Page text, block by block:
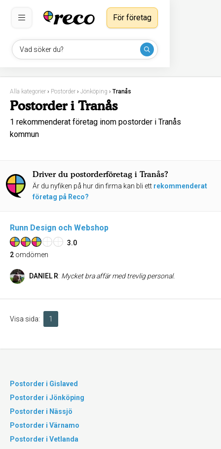
Vad söker du?
För företag
Alla kategorier › Postorder › Jönköping › Tranås
Postorder i Tranås
1 rekommenderat företag inom postorder i Tranås
kommun
Driver du postorderföretag i Tranås?
Är du nyfiken på hur din firma kan bli ett rekommenderat
företag på Reco?
Runn Design och Webshop
3.0
2 omdömen
DANIEL R: Mycket bra affär med trevlig personal.
Visa sida: 1
Postorder i Gislaved
Postorder i Jönköping
Postorder i Nässjö
Postorder i Värnamo
Postorder i Vetlanda